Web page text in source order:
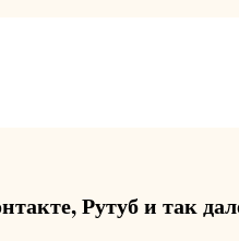
Рутуб и так